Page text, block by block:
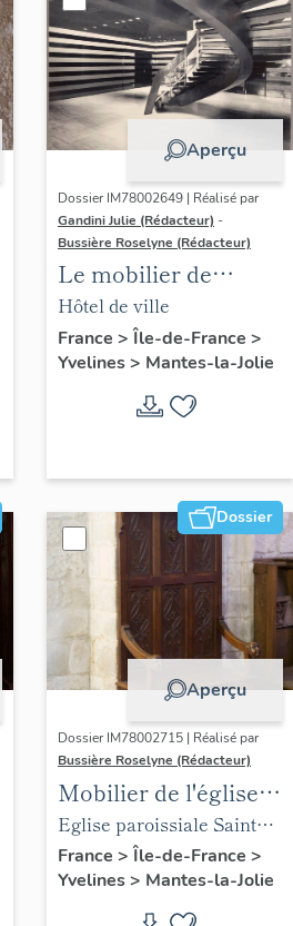
Aperçu
Dossier IM78002649 | Réalisé par
Gandini Julie (Rédacteur) -
Bussière Roselyne (Rédacteur)
Le mobilier de
l'hôtel de ville
Hôtel de ville
France > Île-de-France >
Yvelines> Mantes-la-Jolie
Dossier
Aperçu
Dossier IM78002715 | Réalisé par
Bussière Roselyne (Rédacteur)
Mobilier de l'église
Sainte-Anne de
Gassicourt
Eglise paroissiale Sainte-
Anne
France > Île-de-France >
Yvelines> Mantes-la-Jolie